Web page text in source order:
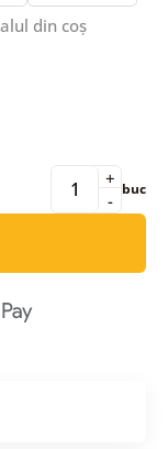
din coș
-
+ buc